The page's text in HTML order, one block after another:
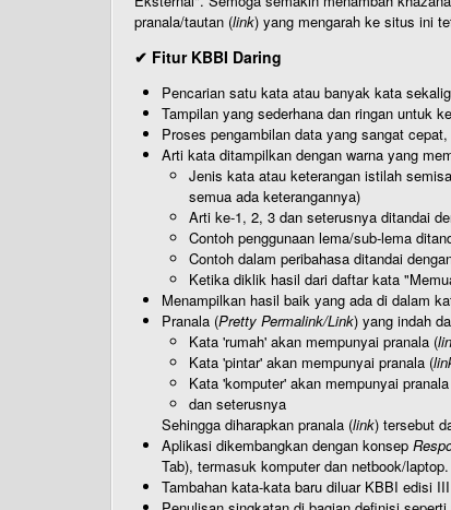
pranala/tautan (link) yang mengarah ke situs ini
✔ Fitur KBBI Daring
Pencarian satu kata atau banyak kata
Tampilan yang sederhana dan ringan untuk
Proses pengambilan data yang sangat
Arti kata ditampilkan dengan warna yang
Jenis kata atau keterangan istilah
semua ada keterangannya)
Arti ke-1, 2, 3 dan seterusnya ditandai
Contoh penggunaan lema/sub-lema
Contoh dalam peribahasa ditandai
Ketika diklik hasil dari daftar kata
Menampilkan hasil baik yang ada di dalam
Pranala (Pretty Permalink/Link) yang indah
Kata 'rumah' akan mempunyai pranala (
Kata 'pintar' akan mempunyai pranala (
Kata 'komputer' akan mempunyai
dan seterusnya
Sehingga diharapkan pranala (link) tersebut
Aplikasi dikembangkan dengan konsep
Tab), termasuk komputer dan netbook/
Tambahan kata-kata baru diluar KBBI edisi III